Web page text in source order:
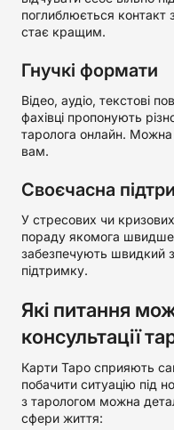
поглиблюється контакт
стає кращим.
Гнучкі формати
Відео, аудіо, текстові
фахівці пропонують
таролога онлайн.
вам.
Своєчасна
У стресових чи
пораду якомога
забезпечують швидкий
підтримку.
Які питання
консультації
Карти Таро сприяють
побачити ситуацію під
з тарологом можна
сфери життя: